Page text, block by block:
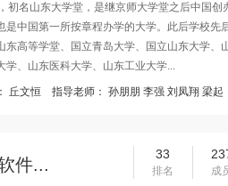
初名山东大学堂，是继京师大学堂之后中国创
是中国第一所按章程办学的大学。此后学校先
东高等学堂、国立青岛大学、国立山东大学、
学、山东医科大学、山东工业大学...
丘文恒 指导老师： 孙朋朋 李强 刘凤翔 梁起
件...
33
排名 成